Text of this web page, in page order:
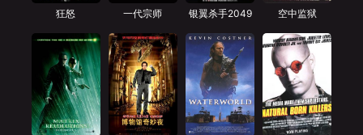
狂怒 一代宗师 银翼杀手2049 空中监狱